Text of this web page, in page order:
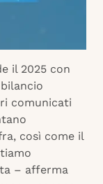
il 2025 con
comunicati
così come il
– afferma